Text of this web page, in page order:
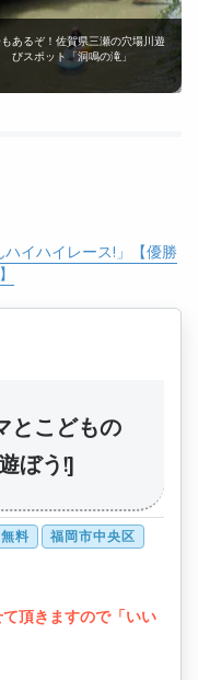
あるぞ！佐賀県三瀬の穴場川遊
びスポット「洞鳴の滝」
イハイレース!」【優勝
とこどもの
ぼう!]
無料
福岡市中央区
頂きますので「いい